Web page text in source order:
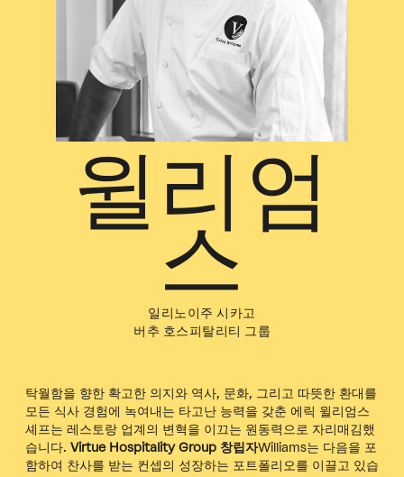
윌리엄
스
일리노이주 시카고
버추 호스피탈리티 그룹
탁월함을 향한 확고한 의지와 역사, 문화, 그리고 따뜻한 환대를
모든 식사 경험에 녹여내는 타고난 능력을 갖춘 에릭 윌리엄스
셰프는 레스토랑 업계의 변혁을 이끄는 원동력으로 자리매김했
습니다. Virtue Hospitality Group 창립자Williams는 다음을 포
함하여 찬사를 받는 컨셉의 성장하는 포트폴리오를 이끌고 있습